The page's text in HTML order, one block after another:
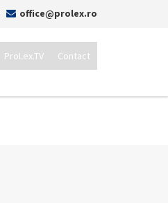
office@prolex.ro
ProLex.TV Contact